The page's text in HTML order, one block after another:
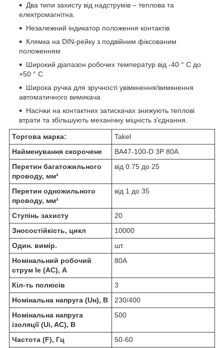
Два типи захисту від надструмів – теплова та
електромагнітна.
Незалежний індикатор положення контактів
Клямка на DIN-рейку з подвійним фіксованим
положенням
Широкий діапазон робочих температур від -40 ° С до
+50 ° С
Широка ручка для зручності увімкнення/вимкнення
автоматичного вимикача
Насічки на контактних затискачах знижують теплові
втрати та збільшують механічну міцність з'єднання.
Торгова марка:
Takel
Найменування скорочене
ВА47-100-D 3Р 80А
Перетин багатожильного
проводу, мм²
від 0.75 до 25
Перетин одножильного
проводу, мм²
від 1 до 35
Ступінь захисту
20
Зносостійкість, цикл
10000
Один. вимір.
шт.
Номінальний робочий
струм Ie (AC), А
80А
Кіл-ть полюсів
3
Номінальна напруга (Uн), В
230/400
Номінальна напруга
ізоляції (Ui, AC), В
500
Частота (F), Гц
50-60